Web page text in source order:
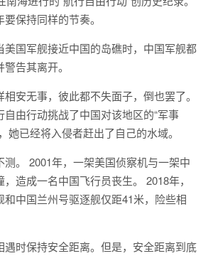
保持同样的节奏。
美国军舰接近中国的岛礁时，中国军舰都
告其离开。
安无事，彼此都不失面子，倒也罢了。
由行动挑战了中国对该地区的“军事
她已经将入侵者赶出了自己的水域。
测。 2001年，一架美国侦察机与一架中
造成一名中国飞行员丧生。 2018年，
中国兰州号驱逐舰仅距41米，险些相
遇时保持安全距离。但是，安全距离到底